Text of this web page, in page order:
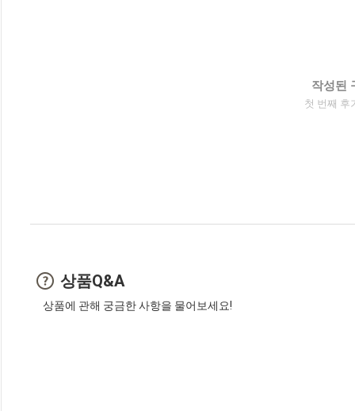
작성된
첫 번째 후
상품Q&A
상품에 관해 궁금한 사항을 물어보세요!